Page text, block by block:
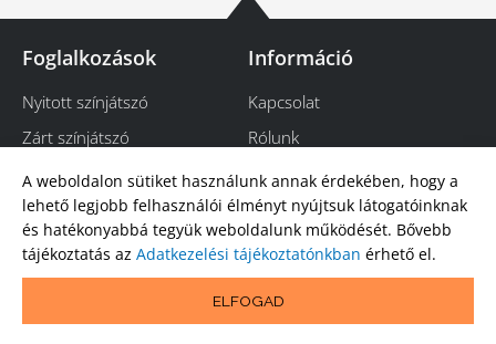
b
f
g
a
m
u
b
Foglalkozások
Nyitott színjátszó
Zárt színjátszó
Színjátszó gyerekeknek
Színjátszó fiataloknak
Szenior színjátszó
Tréningek
Információ
Kapcsolat
Rólunk
Blog
Adatvédelem
A weboldalon sütiket használunk annak érdekében, hogy a
lehető legjobb felhasználói élményt nyújtsuk látogatóinknak
és hatékonyabbá tegyük weboldalunk működését. Bővebb
tájékoztatás az Adatkezelési tájékoztatónkban érhető el.
ELFOGAD